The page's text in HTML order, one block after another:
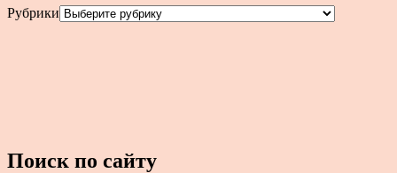
Рубрики
Поиск по сайту